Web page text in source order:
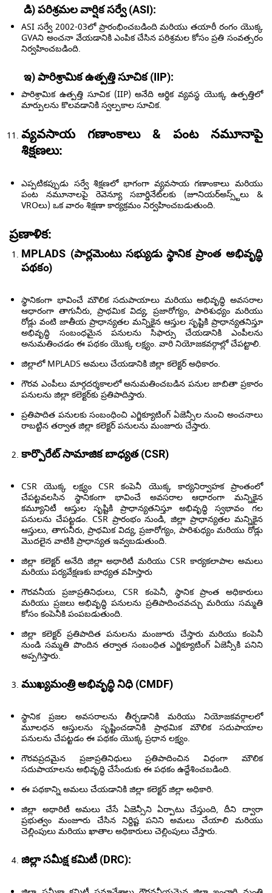
డి) పరిశ్రమల వార్షిక సర్వే (ASI):
ASI సర్వే 2002-03లో ప్రారంభించబడింది మరియు తయారీ రంగం యొక్క
GVAని అంచనా వేయడానికి ఎంపిక చేసిన పరిశ్రమల కోసం ప్రతి సంవత్సరం
నిర్వహించబడింది.
ఇ) పారిశ్రామిక ఉత్పత్తి సూచిక (IIP):
పారిశ్రామిక ఉత్పత్తి సూచిక (IIP) అనేది ఆర్థిక వ్యవస్థ యొక్క ఉత్పత్తిలో
మార్పులను కొలవడానికి స్వల్పకాల సూచిక.
వ్యవసాయ గణాంకాలు & పంట నమూనాపై
శిక్షణలు:
ఎప్పటికప్పుడు సర్వే శిక్షణలో భాగంగా వ్యవసాయ గణాంకాలు మరియు
పంట నమూనాలపై రెవెన్యూ సబార్డినేట్‌లకు (జూనియర్‌అస్స్ట్‌లు &
VROలు) ఒక వారం శిక్షణా కార్యక్రమం నిర్వహించబడుతుంది.
ప్రణాళిక:
MPLADS (పార్లమెంటు సభ్యుడు స్థానిక ప్రాంత అభివృద్ధి
పథకం)
స్థానికంగా భావించే మౌలిక సదుపాయాలు మరియు అభివృద్ధి అవసరాల
ఆధారంగా తాగునీరు, ప్రాథమిక విద్య, ప్రజారోగ్యం, పారిశుధ్యం మరియు
రోడ్లు వంటి జాతీయ ప్రాధాన్యతల మన్నికైన ఆస్తుల సృష్టికి ప్రాధాన్యతనిస్తూ
అభివృద్ధి సంబంధమైన పనులను సిఫార్సు చేయడానికి ఎంపీలను
అనుమతించడం ఈ పథకం యొక్క లక్ష్యం. వారి నియోజకవర్గాల్లో చేపట్టాలి.
జిల్లాలో MPLADS అమలు చేయడానికి జిల్లా కలెక్టర్ అధికారం.
గౌరవ ఎంపీలు మార్గదర్శకాలలో అనుమతించబడిన పనుల జాబితా ప్రకారం
పనులను జిల్లా కలెక్టర్‌కు ప్రతిపాదిస్తారు.
ప్రతిపాదిత పనులకు సంబంధించి ఎగ్జిక్యూటింగ్ ఏజెన్సీల నుంచి అంచనాలు
రాబట్టిన తర్వాత జిల్లా కలెక్టర్ పనులను మంజూరు చేస్తారు.
కార్పొరేట్ సామాజిక బాధ్యత (CSR)
CSR యొక్క లక్ష్యం CSR కంపెనీ యొక్క కార్యనిర్వాహక ప్రాంతంలో
చేపట్టవలసిన స్థానికంగా భావించే అవసరాల ఆధారంగా మన్నికైన
కమ్యూనిటీ ఆస్తుల సృష్టికి ప్రాధాన్యతనిస్తూ అభివృద్ధి స్వభావం గల
పనులను చేపట్టడం. CSR ప్రారంభం నుండి, జిల్లా ప్రాధాన్యతల మన్నికైన
ఆస్తులు, తాగునీరు, ప్రాథమిక విద్య, ప్రజారోగ్యం, పారిశుధ్యం మరియు రోడ్లు
మొదలైన వాటికి ప్రాధాన్యత ఇవ్వబడుతుంది.
జిల్లా కలెక్టర్ అనేది జిల్లా అథారిటీ మరియు CSR కార్యకలాపాల అమలు
మరియు పర్యవేక్షణకు బాధ్యత వహిస్తారు
గౌరవనీయ ప్రజాప్రతినిధులు, CSR కంపెనీ, స్థానిక ప్రాంత అధికారులు
మరియు ప్రజలు అభివృద్ధి పనులను ప్రతిపాదించవచ్చు మరియు సమ్మతి
కోసం కంపెనీకి పంపబడుతుంది.
జిల్లా కలెక్టర్ ప్రతిపాదిత పనులను మంజూరు చేస్తారు మరియు కంపెనీ
నుండి సమ్మతి పొందిన తర్వాత సంబంధిత ఎగ్జిక్యూటింగ్ ఏజెన్సీకి పనిని
అప్పగిస్తారు.
ముఖ్యమంత్రి అభివృద్ధి నిధి (CMDF)
స్థానిక ప్రజల అవసరాలను తీర్చడానికి మరియు నియోజకవర్గాలలో
మూలధన ఆస్తులను సృష్టించడానికి ప్రాథమిక మౌలిక సదుపాయాల
పనులను చేపట్టడం ఈ పథకం యొక్క ప్రధాన లక్ష్యం.
గౌరవప్రదమైన ప్రజాప్రతినిధులు ప్రతిపాదించిన విధంగా మౌలిక
సదుపాయాలను అభివృద్ధి చేసేందుకు ఈ పథకం ఉద్దేశించబడింది.
ఈ పథకాన్ని అమలు చేయడానికి జిల్లా కలెక్టర్ జిల్లా అధికారి.
జిల్లా అథారిటీ అమలు చేసే ఏజెన్సీని ఏర్పాటు చేస్తుంది, దీని ద్వారా
ప్రభుత్వం మంజూరు చేసిన నిర్దిష్ట పనిని అమలు చేయాలి మరియు
చెల్లింపులు మరియు ఖాతాల అధికారులు చెల్లింపులు చేస్తారు.
జిల్లా సమీక్ష కమిటీ (DRC):